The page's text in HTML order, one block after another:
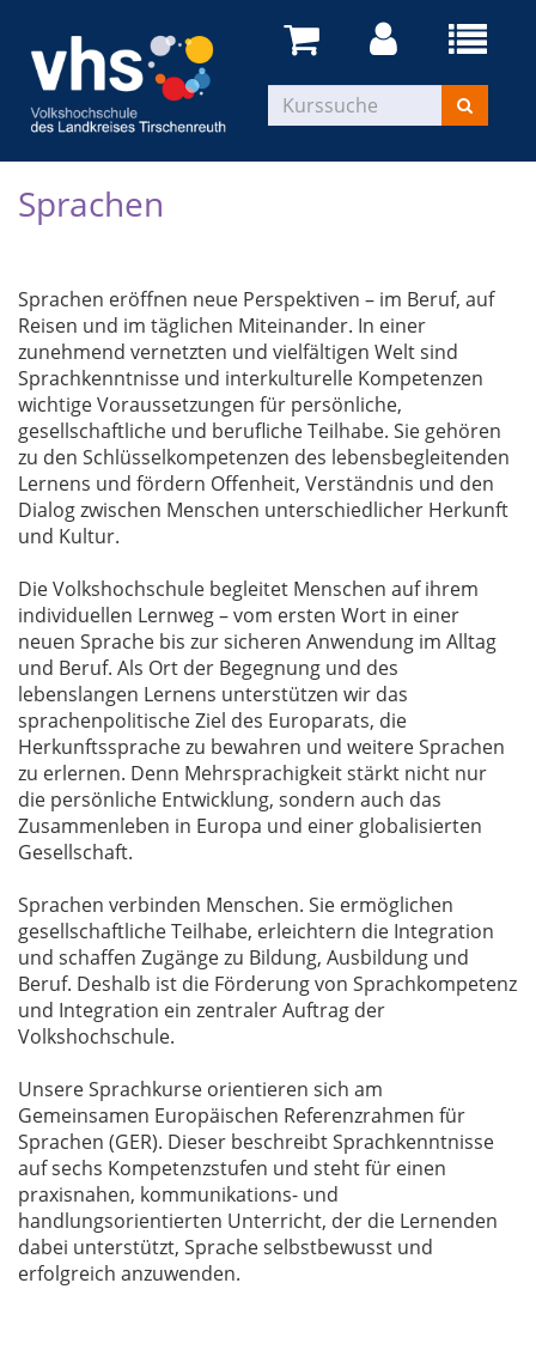
Sprachen
Sprachen eröffnen neue Perspektiven – im Beruf, auf
Reisen und im täglichen Miteinander. In einer
zunehmend vernetzten und vielfältigen Welt sind
Sprachkenntnisse und interkulturelle Kompetenzen
wichtige Voraussetzungen für persönliche,
gesellschaftliche und berufliche Teilhabe. Sie gehören
zu den Schlüsselkompetenzen des lebensbegleitenden
Lernens und fördern Offenheit, Verständnis und den
Dialog zwischen Menschen unterschiedlicher Herkunft
und Kultur.
Die Volkshochschule begleitet Menschen auf ihrem
individuellen Lernweg – vom ersten Wort in einer
neuen Sprache bis zur sicheren Anwendung im Alltag
und Beruf. Als Ort der Begegnung und des
lebenslangen Lernens unterstützen wir das
sprachenpolitische Ziel des Europarats, die
Herkunftssprache zu bewahren und weitere Sprachen
zu erlernen. Denn Mehrsprachigkeit stärkt nicht nur
die persönliche Entwicklung, sondern auch das
Zusammenleben in Europa und einer globalisierten
Gesellschaft.
Sprachen verbinden Menschen. Sie ermöglichen
gesellschaftliche Teilhabe, erleichtern die Integration
und schaffen Zugänge zu Bildung, Ausbildung und
Beruf. Deshalb ist die Förderung von Sprachkompetenz
und Integration ein zentraler Auftrag der
Volkshochschule.
Unsere Sprachkurse orientieren sich am
Gemeinsamen Europäischen Referenzrahmen für
Sprachen (GER). Dieser beschreibt Sprachkenntnisse
auf sechs Kompetenzstufen und steht für einen
praxisnahen, kommunikations- und
handlungsorientierten Unterricht, der die Lernenden
dabei unterstützt, Sprache selbstbewusst und
erfolgreich anzuwenden.